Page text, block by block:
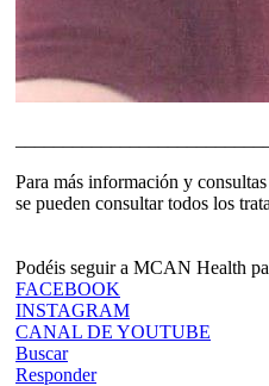
Para más información y
se pueden consultar todos los
Podéis seguir a MCAN Health
FACEBOOK
INSTAGRAM
CANAL DE YOUTUBE
Buscar
Responder